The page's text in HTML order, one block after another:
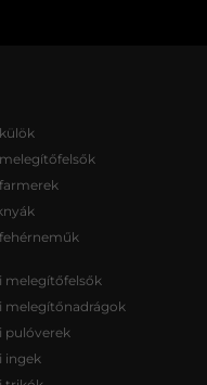
melegítőfelsők
melegítőnadrágok
pulóverek
ingek